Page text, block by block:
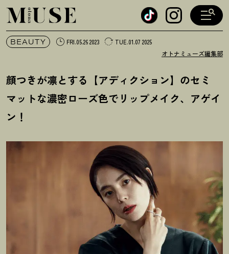
オトナミューズ ウェブ
BEAUTY FRI.05.26 2023 TUE.01.07 2025
オトナミューズ編集部
顔つきが凛とする【アディクション】のセミ
マットな濃密ローズ色でリップメイク、アゲイ
ン ！